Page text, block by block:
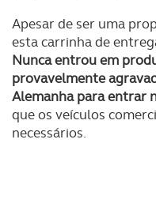
Realçamos que o
tecnologias similares
experiência de
disponibilizados.
Consulte a política de
Apesar de ser uma
esta carrinha de
Nunca entrou em
provavelmente
Alemanha para entrar
que os veículos
necessários.